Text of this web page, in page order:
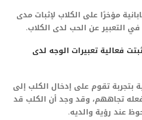
مؤخرًا على الكلاب لإثبات مدى
في التعبير عن الحب لدى الكلاب.
فعالية تعبيرات الوجه لدى
بتجربة تقوم على إدخال الكلب إلى
تجاههم، وقد وجد أن الكلب قد
عند رؤية والديه.